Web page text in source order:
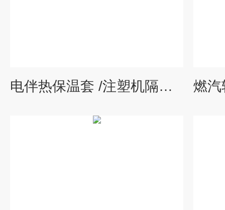
电伴热保温套 /注塑机隔热罩 柔性防火罩 不燃节能 广西桂林